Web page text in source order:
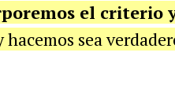
el criterio
hacemos sea